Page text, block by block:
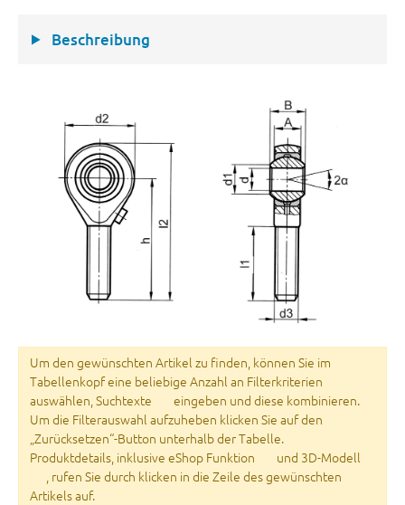
Beschreibung
Um den gewünschten Artikel zu finden, können Sie im
Tabellenkopf eine beliebige Anzahl an Filterkriterien
auswählen, Suchtexte
eingeben und diese kombinieren.
Um die Filterauswahl aufzuheben klicken Sie auf den
„Zurücksetzen“-Button unterhalb der Tabelle.
Produktdetails, inklusive eShop Funktion
und 3D-Modell
, rufen Sie durch klicken in die Zeile des gewünschten
Artikels auf.